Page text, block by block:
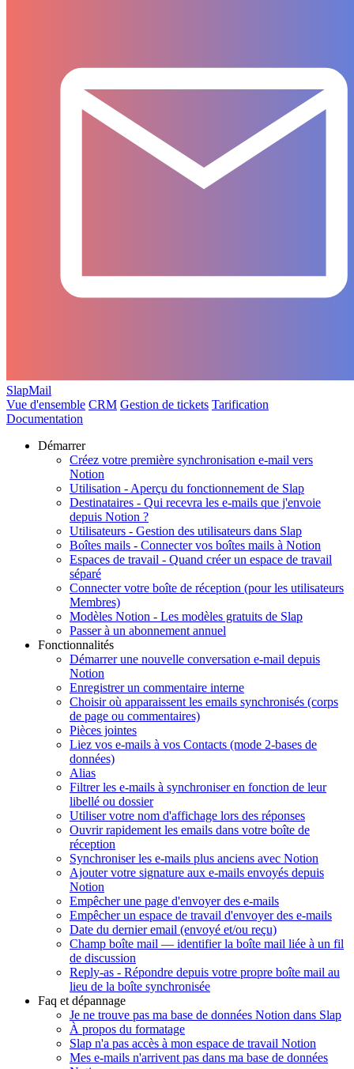
SlapMail
Vue d'ensemble CRM Gestion de tickets Tarification
Documentation
Démarrer
Créez votre première synchronisation e-mail vers
Notion
Utilisation - Aperçu du fonctionnement de Slap
Destinataires - Qui recevra les e-mails que j'envoie
depuis Notion ?
Utilisateurs - Gestion des utilisateurs dans Slap
Boîtes mails - Connecter vos boîtes mails à Notion
Espaces de travail - Quand créer un espace de travail
séparé
Connecter votre boîte de réception (pour les utilisateurs
Membres)
Modèles Notion - Les modèles gratuits de Slap
Passer à un abonnement annuel
Fonctionnalités
Démarrer une nouvelle conversation e-mail depuis
Notion
Enregistrer un commentaire interne
Choisir où apparaissent les emails synchronisés (corps
de page ou commentaires)
Pièces jointes
Liez vos e-mails à vos Contacts (mode 2-bases de
données)
Alias
Filtrer les e-mails à synchroniser en fonction de leur
libellé ou dossier
Utiliser votre nom d'affichage lors des réponses
Ouvrir rapidement les emails dans votre boîte de
réception
Synchroniser les e-mails plus anciens avec Notion
Ajouter votre signature aux e-mails envoyés depuis
Notion
Empêcher une page d'envoyer des e-mails
Empêcher un espace de travail d'envoyer des e-mails
Date du dernier email (envoyé et/ou reçu)
Champ boîte mail — identifier la boîte mail liée à un fil
de discussion
Reply-as - Répondre depuis votre propre boîte mail au
lieu de la boîte synchronisée
Faq et dépannage
Je ne trouve pas ma base de données Notion dans Slap
À propos du formatage
Slap n'a pas accès à mon espace de travail Notion
Mes e-mails n'arrivent pas dans ma base de données